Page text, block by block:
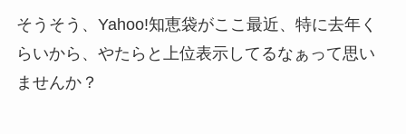
そうそう、Yahoo!知恵袋がここ最近、特に去年く
らいから、やたらと上位表示してるなぁって思い
ませんか？